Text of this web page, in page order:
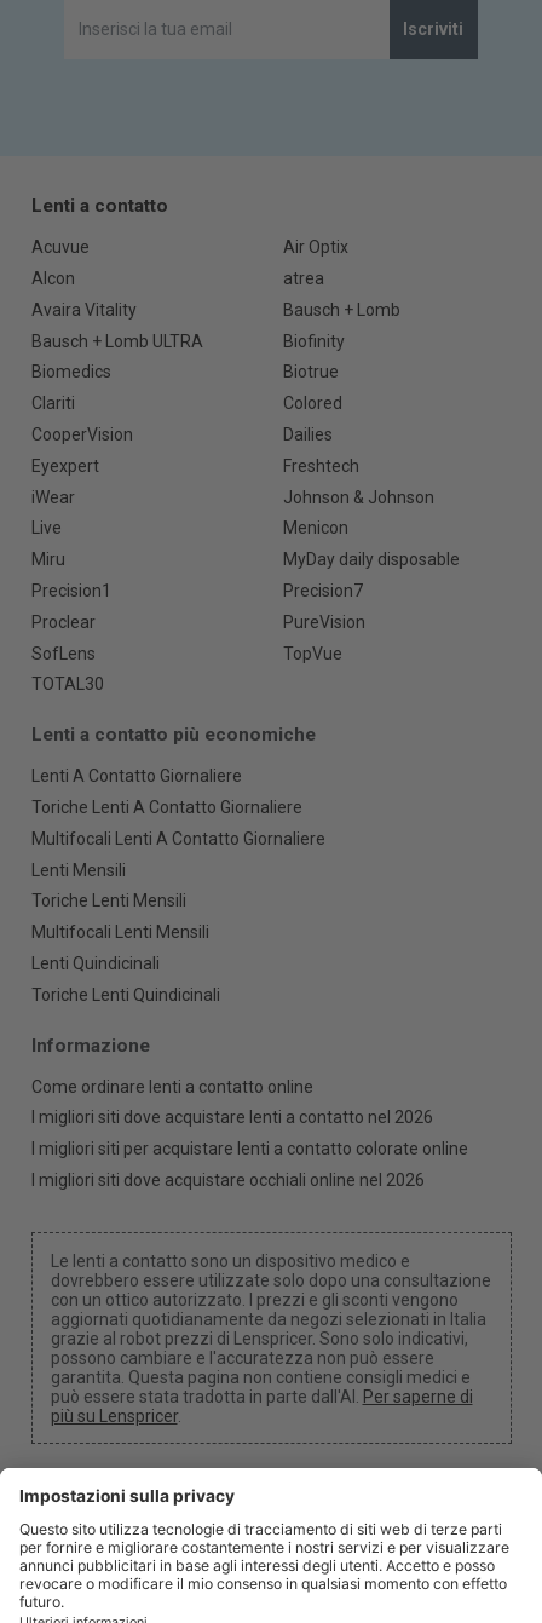
Iscriviti
Lenti a contatto
Acuvue
Air Optix
Alcon
atrea
Avaira Vitality
Bausch + Lomb
Bausch + Lomb ULTRA
Biofinity
Biomedics
Biotrue
Clariti
Colored
CooperVision
Dailies
Eyexpert
Freshtech
iWear
Johnson & Johnson
Live
Menicon
Miru
MyDay daily disposable
Precision1
Precision7
Proclear
PureVision
SofLens
TopVue
TOTAL30
Lenti a contatto più economiche
Lenti A Contatto Giornaliere
Toriche Lenti A Contatto Giornaliere
Multifocali Lenti A Contatto Giornaliere
Lenti Mensili
Toriche Lenti Mensili
Multifocali Lenti Mensili
Lenti Quindicinali
Toriche Lenti Quindicinali
Informazione
Come ordinare lenti a contatto online
I migliori siti dove acquistare lenti a contatto nel 2026
I migliori siti per acquistare lenti a contatto colorate online
I migliori siti dove acquistare occhiali online nel 2026
Le lenti a contatto sono un dispositivo medico e
dovrebbero essere utilizzate solo dopo una consultazione
con un ottico autorizzato. I prezzi e gli sconti vengono
aggiornati quotidianamente da negozi selezionati in Italia
grazie al robot prezzi di Lenspricer. Sono solo indicativi,
possono cambiare e l'accuratezza non può essere
garantita. Questa pagina non contiene consigli medici e
può essere stata tradotta in parte dall'AI.
Per saperne di
più su Lenspricer.
Impostazioni dei cookie
Potremmo ricevere una commissione se utilizzi uno dei